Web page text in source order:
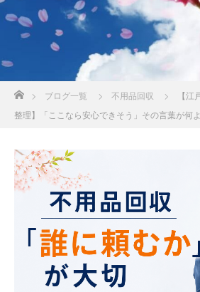
ブログ一覧 不用品回収
【
整理】「ここなら安心できそう」その言葉が何